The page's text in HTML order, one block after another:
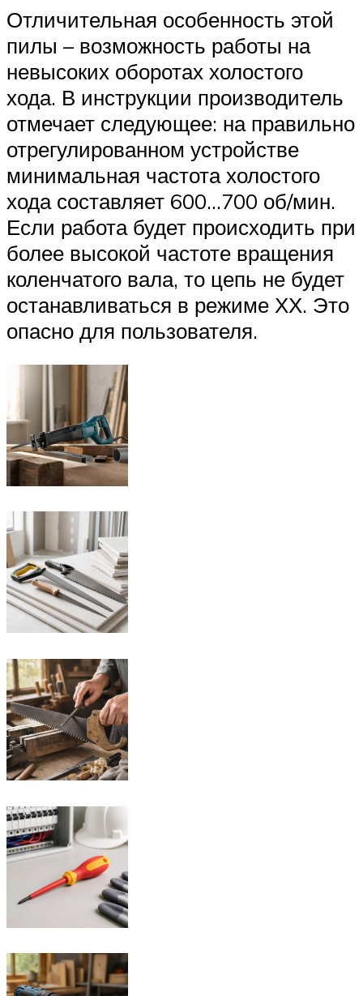
Отличительная особенность этой
пилы – возможность работы на
невысоких оборотах холостого
хода. В инструкции производитель
отмечает следующее: на правильно
отрегулированном устройстве
минимальная частота холостого
хода составляет 600…700 об/мин.
Если работа будет происходить при
более высокой частоте вращения
коленчатого вала, то цепь не будет
останавливаться в режиме ХХ. Это
опасно для пользователя.